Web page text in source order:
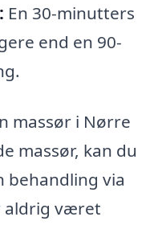
En 30-minutters
end en 90-
massør i Nørre
massør, kan du
behandling via
aldrig været